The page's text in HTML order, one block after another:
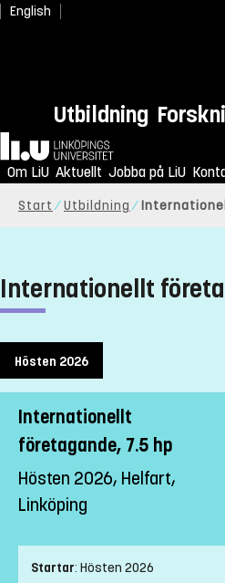
English
Utbildning
Hem
Om LiU Aktuellt Jobba på LiU
Start Utbildning
Internationellt
Hösten 2026
Internationellt
företagande, 7.5 hp
Hösten 2026, Helfart,
Linköping
Startar: Hösten 2026